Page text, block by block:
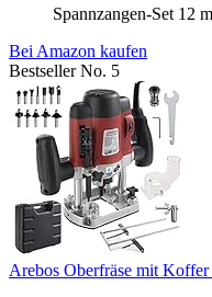
Spannzangen-Set 12
Bei Amazon kaufen
Bestseller No. 5
Arebos Oberfräse mit